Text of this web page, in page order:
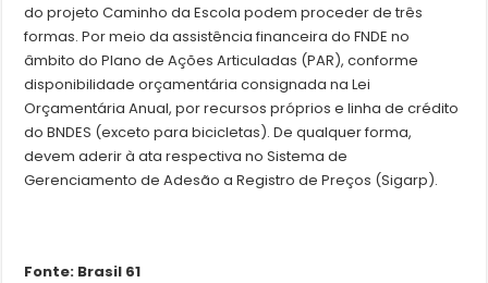
do projeto Caminho da Escola podem proceder de três
formas. Por meio da assistência financeira do FNDE no
âmbito do Plano de Ações Articuladas (PAR), conforme
disponibilidade orçamentária consignada na Lei
Orçamentária Anual, por recursos próprios e linha de crédito
do BNDES (exceto para bicicletas). De qualquer forma,
devem aderir à ata respectiva no Sistema de
Gerenciamento de Adesão a Registro de Preços (Sigarp).
Fonte: Brasil 61